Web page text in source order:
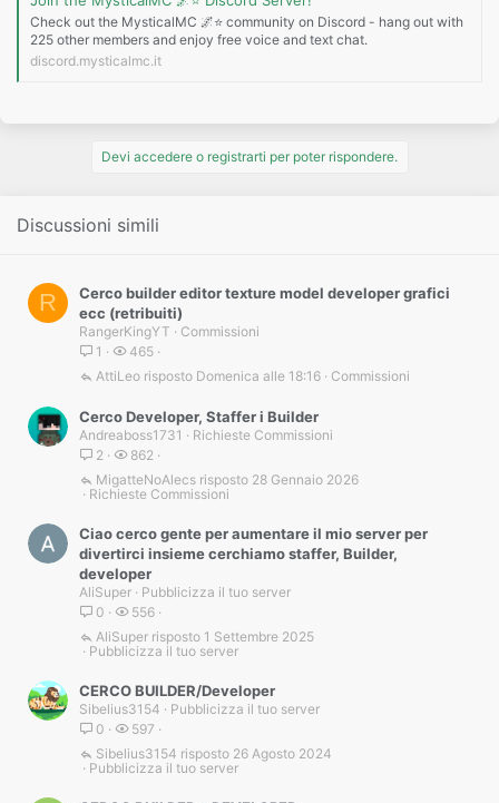
Check out the MysticalMC 🌌⭐ community on Discord - hang out with
225 other members and enjoy free voice and text chat.
discord.mysticalmc.it
Devi accedere o registrarti per poter rispondere.
Discussioni simili
R
Cerco builder editor texture model developer grafici
ecc (retribuiti)
RangerKingYT
Commissioni
1
465
Commissioni
Domenica alle 18:16
AttiLeo
Cerco Developer, Staffer i Builder
Andreaboss1731
Richieste Commissioni
2
862
Richieste Commissioni
28 Gennaio 2026
MigatteNoAlecs
Ciao cerco gente per aumentare il mio server per
divertirci insieme cerchiamo staffer, Builder,
developer
AliSuper
Pubblicizza il tuo server
0
556
Pubblicizza il tuo server
1 Settembre 2025
AliSuper
CERCO BUILDER/Developer
Sibelius3154
Pubblicizza il tuo server
0
597
Pubblicizza il tuo server
26 Agosto 2024
Sibelius3154